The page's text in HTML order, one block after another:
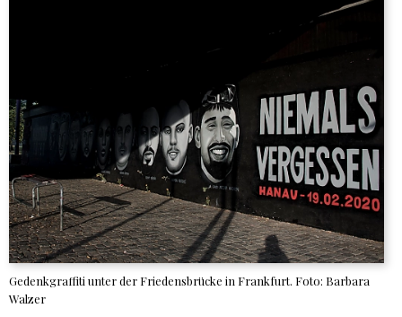
Gedenkgraffiti unter der Friedensbrücke in Frankfurt. Foto: Barbara
Walzer